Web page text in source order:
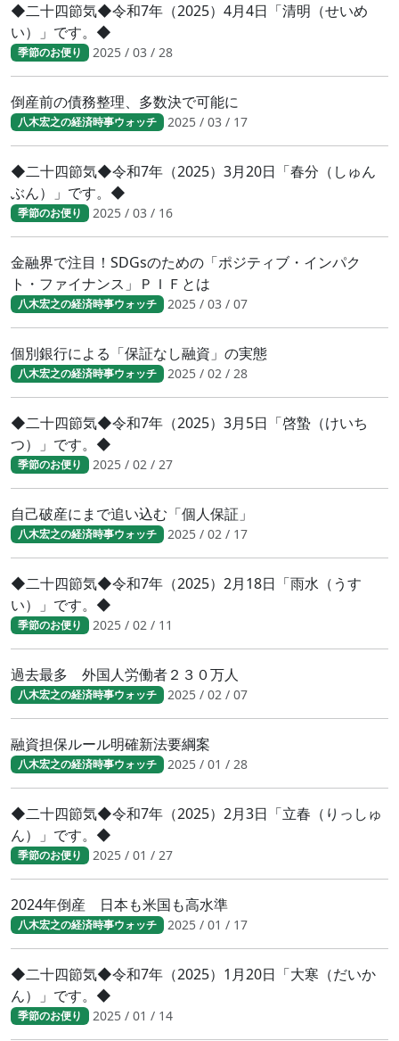
◆二十四節気◆令和7年（2025）4月4日「清明（せいめ
い）」です。◆
季節のお便り 2025 / 03 / 28
倒産前の債務整理、多数決で可能に
八木宏之の経済時事ウォッチ 2025 / 03 / 17
◆二十四節気◆令和7年（2025）3月20日「春分（しゅん
ぶん）」です。◆
季節のお便り 2025 / 03 / 16
金融界で注目！SDGsのための「ポジティブ・インパク
ト・ファイナンス」ＰＩＦとは
八木宏之の経済時事ウォッチ 2025 / 03 / 07
個別銀行による「保証なし融資」の実態
八木宏之の経済時事ウォッチ 2025 / 02 / 28
◆二十四節気◆令和7年（2025）3月5日「啓蟄（けいち
つ）」です。◆
季節のお便り 2025 / 02 / 27
自己破産にまで追い込む「個人保証」
八木宏之の経済時事ウォッチ 2025 / 02 / 17
◆二十四節気◆令和7年（2025）2月18日「雨水（うす
い）」です。◆
季節のお便り 2025 / 02 / 11
過去最多 外国人労働者２３０万人
八木宏之の経済時事ウォッチ 2025 / 02 / 07
融資担保ルール明確新法要綱案
八木宏之の経済時事ウォッチ 2025 / 01 / 28
◆二十四節気◆令和7年（2025）2月3日「立春（りっしゅ
ん）」です。◆
季節のお便り 2025 / 01 / 27
2024年倒産 日本も米国も高水準
八木宏之の経済時事ウォッチ 2025 / 01 / 17
◆二十四節気◆令和7年（2025）1月20日「大寒（だいか
ん）」です。◆
季節のお便り 2025 / 01 / 14